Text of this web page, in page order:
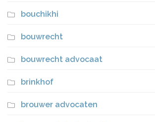
bouchikhi
bouwrecht
bouwrecht advocaat
brinkhof
brouwer advocaten